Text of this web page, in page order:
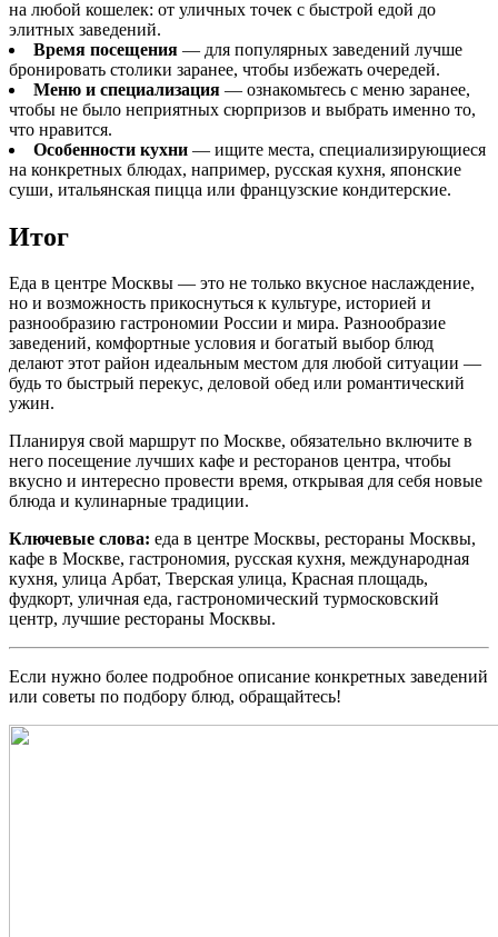
на любой кошелек: от уличных точек с быстрой едой до
элитных заведений.
Время посещения — для популярных заведений лучше
бронировать столики заранее, чтобы избежать очередей.
Меню и специализация — ознакомьтесь с меню заранее,
чтобы не было неприятных сюрпризов и выбрать именно то,
что нравится.
Особенности кухни — ищите места, специализирующиеся
на конкретных блюдах, например, русская кухня, японские
суши, итальянская пицца или французские кондитерские.
Итог
Еда в центре Москвы — это не только вкусное наслаждение,
но и возможность прикоснуться к культуре, историей и
разнообразию гастрономии России и мира. Разнообразие
заведений, комфортные условия и богатый выбор блюд
делают этот район идеальным местом для любой ситуации —
будь то быстрый перекус, деловой обед или романтический
ужин.
Планируя свой маршрут по Москве, обязательно включите в
него посещение лучших кафе и ресторанов центра, чтобы
вкусно и интересно провести время, открывая для себя новые
блюда и кулинарные традиции.
Ключевые слова: еда в центре Москвы, рестораны Москвы,
кафе в Москве, гастрономия, русская кухня, международная
кухня, улица Арбат, Тверская улица, Красная площадь,
фудкорт, уличная еда, гастрономический турмосковский
центр, лучшие рестораны Москвы.
Если нужно более подробное описание конкретных заведений
или советы по подбору блюд, обращайтесь!